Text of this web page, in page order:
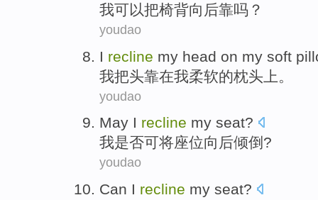
我可以把椅背向后靠吗？
youdao
I recline my head on my soft
我把头靠在我柔软的枕头上 。
youdao
May I recline my seat?
我是否可将座位向后倾倒?
youdao
Can I recline my seat?